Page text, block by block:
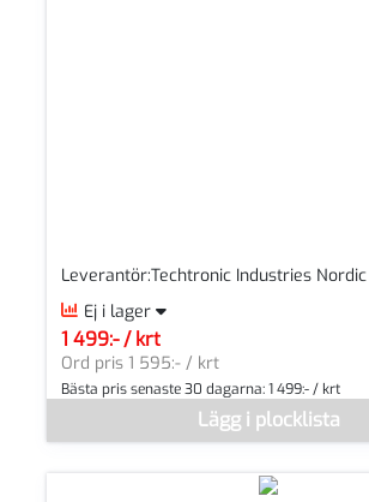
Leverantör:Techtronic Industries Nordic
Ej i lager
Denna vara går inte att beställa via
Lägg i plocklista
1 499:- / krt
SEK per KRT
Ord pris 1 595:- / krt
Bästa pris senaste 30 dagarna:1 499:- / krt